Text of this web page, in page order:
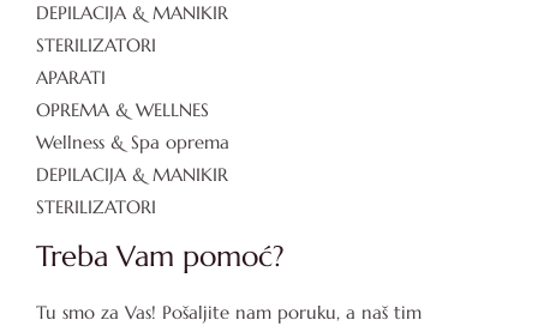
DEPILACIJA & MANIKIR
STERILIZATORI
APARATI
OPREMA & WELLNES
Wellness & Spa oprema
DEPILACIJA & MANIKIR
STERILIZATORI
Treba Vam pomoć?
Tu smo za Vas! Pošaljite nam poruku, a naš tim